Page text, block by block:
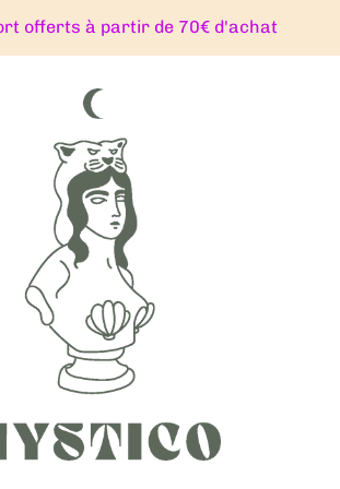
offerts à partir de 70€ d'achat